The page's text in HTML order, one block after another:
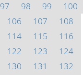
97 98 99
100
106 107
108
114 115
116
122 123
124
130 131
132